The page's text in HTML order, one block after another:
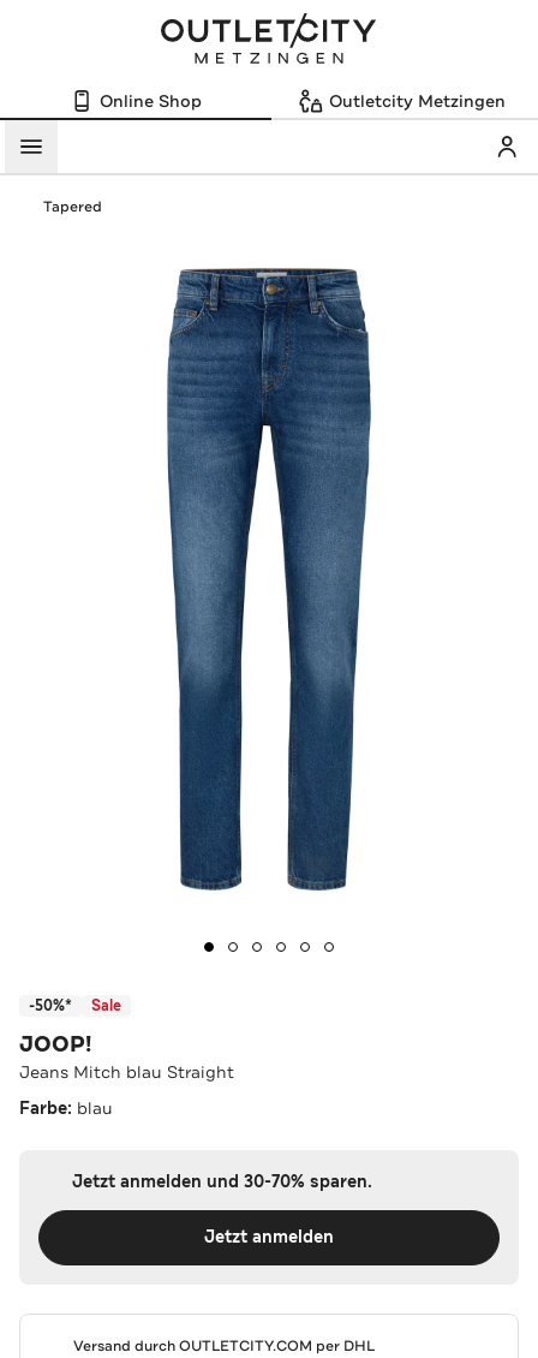
Online Shop Outletcity Metzingen
Menü
Tapered
-50%* Sale
JOOP!
Jeans Mitch blau Straight
Farbe: blau
Jetzt anmelden und 30-70% sparen.
Jetzt anmelden
Versand durchOUTLETCITY.COM per DHL